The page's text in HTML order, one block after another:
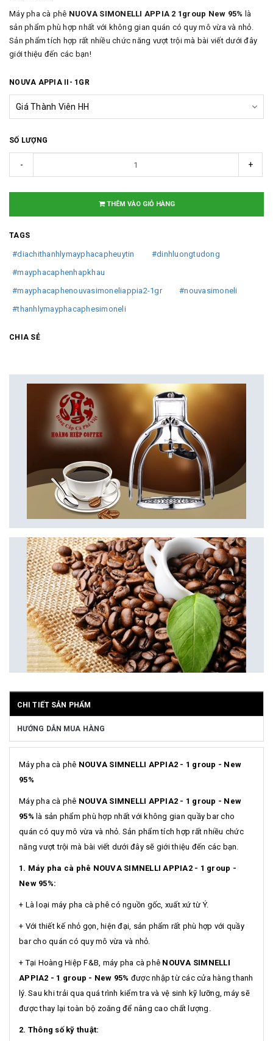
Máy pha cà phê NUOVA SIMONELLI APPIA 2 1group New 95% là
sản phẩm phù hợp nhất với không gian quán có quy mô vừa và nhỏ.
Sản phẩm tích hợp rất nhiều chức năng vượt trội mà bài viết dưới đây
giới thiệu đến các bạn!
NOUVA APPIA II- 1GR
SỐ LƯỢNG
- +
THÊM VÀO GIỎ HÀNG
TAGS
#diachithanhlymayphacapheuytin
#dinhluongtudong
#mayphacaphenhapkhau
#mayphacaphenouvasimoneliappia2-1gr
#nouvasimoneli
#thanhlymayphacaphesimoneli
CHIA SẺ
CHI TIẾT SẢN PHẨM
HƯỚNG DẪN MUA HÀNG
Máy pha cà phê NOUVA SIMNELLI APPIA2 - 1 group - New
95%
Máy pha cà phê NOUVA SIMNELLI APPIA2 - 1 group - New
95% là sản phẩm phù hợp nhất với không gian quầy bar cho
quán có quy mô vừa và nhỏ. Sản phẩm tích hợp rất nhiều chức
năng vượt trội mà bài viết dưới đây sẽ giới thiệu đến các bạn.
1. Máy pha cà phê NOUVA SIMNELLI APPIA2 - 1 group -
New 95%:
+ Là loại máy pha cà phê có nguồn gốc, xuất xứ từ Ý.
+ Với thiết kế nhỏ gọn, hiện đại, sản phẩm rất phù hợp với quầy
bar cho quán có quy mô vừa và nhỏ.
+ Tại Hoàng Hiệp F&B, máy pha cà phê NOUVA SIMNELLI
APPIA2 - 1 group - New 95% được nhập từ các cửa hàng thanh
lý. Sau khi trải qua quá trình kiểm tra và vệ sinh kỹ lưỡng, máy sẽ
được thay lại toàn bộ zoăng để nâng cao chất lượng.
2. Thông số kỹ thuật: